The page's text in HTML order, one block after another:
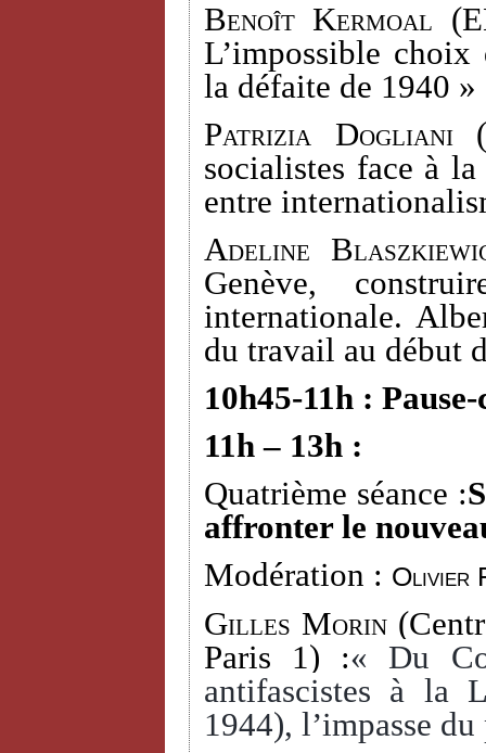
Benoît Kermoal
L’impossible
la défaite de 1940 »
Patrizia Dogliani
socialistes face à
entre
Adeline
Genève,
internationale.
du travail au début
10h45-11h : Pause-
11h – 13h :
Quatrième séance :
affronter le
Modération : Olivier
Gilles Morin
Paris 1) :« Du
antifascistes à la
1944), l’impasse